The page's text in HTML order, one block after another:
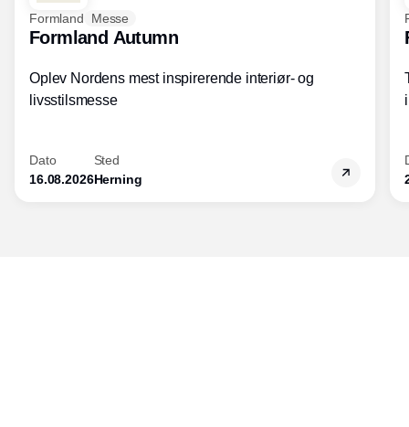
Formland Messe
Formland Autumn
Oplev Nordens mest inspirerende interiør- og
livsstilsmesse
Dato
16.08.2026
Sted
Herning